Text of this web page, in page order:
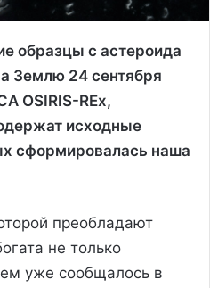
образцы с астероида
Землю 24 сентября
OSIRIS-REx,
исходные
сформировалась наша
преобладают
не только
уже сообщалось в